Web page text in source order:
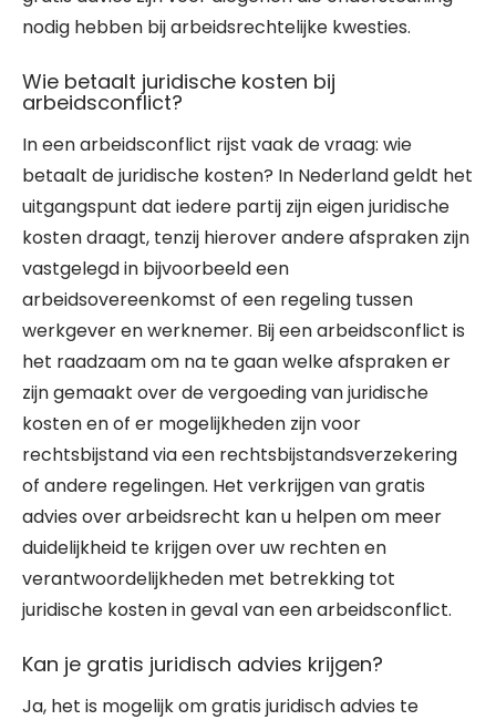
nodig hebben bij arbeidsrechtelijke kwesties.
Wie betaalt juridische kosten bij
arbeidsconflict?
In een arbeidsconflict rijst vaak de vraag: wie
betaalt de juridische kosten? In Nederland geldt het
uitgangspunt dat iedere partij zijn eigen juridische
kosten draagt, tenzij hierover andere afspraken zijn
vastgelegd in bijvoorbeeld een
arbeidsovereenkomst of een regeling tussen
werkgever en werknemer. Bij een arbeidsconflict is
het raadzaam om na te gaan welke afspraken er
zijn gemaakt over de vergoeding van juridische
kosten en of er mogelijkheden zijn voor
rechtsbijstand via een rechtsbijstandsverzekering
of andere regelingen. Het verkrijgen van gratis
advies over arbeidsrecht kan u helpen om meer
duidelijkheid te krijgen over uw rechten en
verantwoordelijkheden met betrekking tot
juridische kosten in geval van een arbeidsconflict.
Kan je gratis juridisch advies krijgen?
Ja, het is mogelijk om gratis juridisch advies te